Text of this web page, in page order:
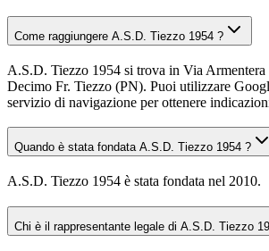
Come raggiungere A.S.D. Tiezzo 1954 ?
A.S.D. Tiezzo 1954 si trova in Via
Decimo Fr. Tiezzo (PN). Puoi utilizzare
servizio di navigazione per ottenere
Quando è stata fondata A.S.D. Tiezzo 1954 ?
A.S.D. Tiezzo 1954 è stata fondata nel 2010.
Chi è il rappresentante legale di A.S.D. Tiezzo